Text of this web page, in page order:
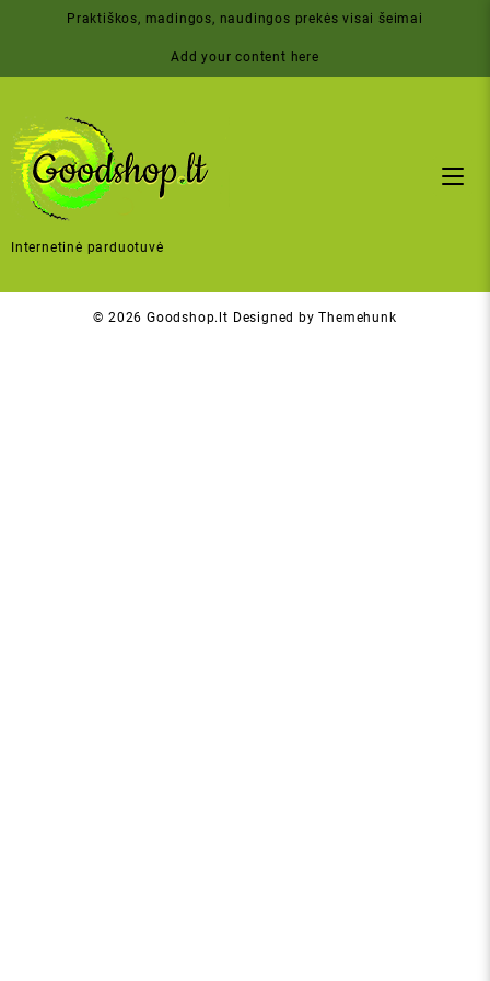
Praktiškos, madingos, naudingos prekės visai šeimai
Add your content here
Internetinė parduotuvė
© 2026Goodshop.lt Designed by Themehunk